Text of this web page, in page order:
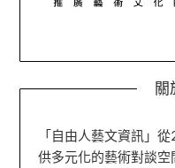
關
「自由人藝文資訊」
供多元化的藝術對談